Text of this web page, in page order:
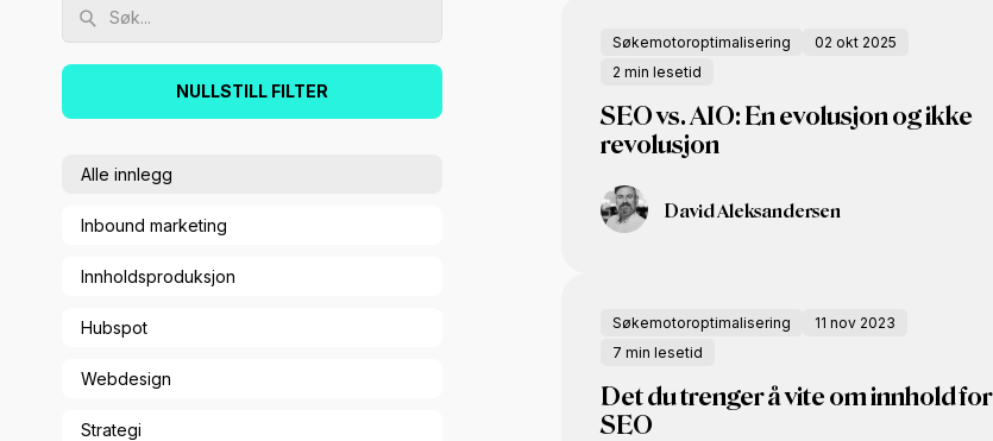
NULLSTILL FILTER
Alle innlegg
Inbound marketing
Innholdsproduksjon
Hubspot
Webdesign
Strategi
Søkemotoroptimalisering
02 okt 2025
2 min lesetid
SEO vs. AIO: En evolusjon og ikke
revolusjon
David Aleksandersen
Søkemotoroptimalisering
11 nov 2023
7 min lesetid
Det du trenger å vite om innhold for
SEO